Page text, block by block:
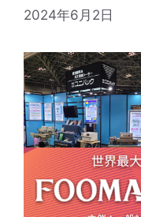
2024年6月2日